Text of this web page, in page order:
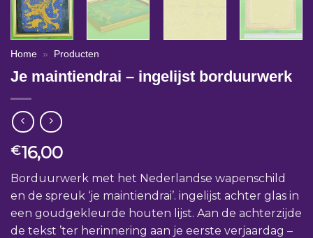
Home » Producten
Je maintiendrai – ingelijst borduurwerk
€16,00
Borduurwerk met het Nederlandse wapenschild
en de spreuk ‘je maintiendrai’. ingelijst achter glas in
een goudgekleurde houten lijst. Aan de achterzijde
de tekst ’ter herinnering aan je eerste verjaardag –